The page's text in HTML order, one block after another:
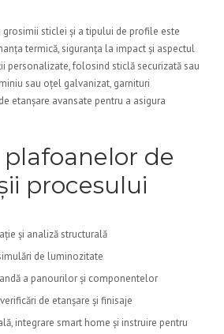
sticlei și a tipului de profile este
termică, siguranța la impact și aspectul
personalizate, folosind sticlă securizată sau
sau oțel galvanizat, garnituri
etanșare avansate pentru a asigura
de
procesului
și analiză structurală
de luminozitate
a panourilor și componentelor
de etanșare și finisaje
integrare smart home și instruire pentru